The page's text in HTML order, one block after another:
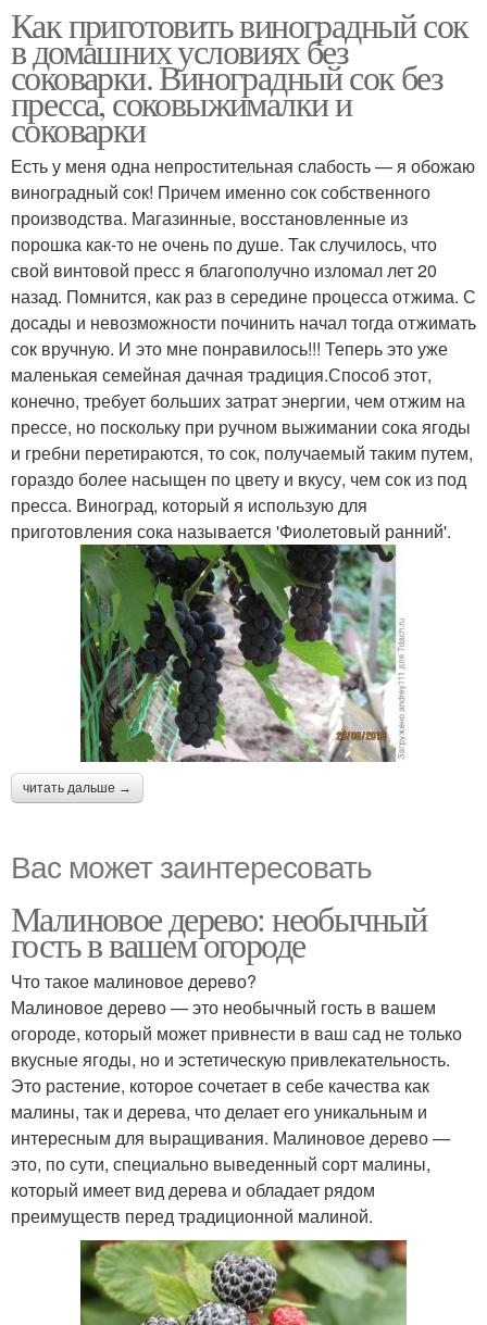
Как приготовить виноградный сок
в домашних условиях без
соковарки. Виноградный сок без
пресса, соковыжималки и
соковарки
Есть у меня одна непростительная слабость — я обожаю
виноградный сок! Причем именно сок собственного
производства. Магазинные, восстановленные из
порошка как-то не очень по душе. Так случилось, что
свой винтовой пресс я благополучно изломал лет 20
назад. Помнится, как раз в середине процесса отжима. С
досады и невозможности починить начал тогда отжимать
сок вручную. И это мне понравилось!!! Теперь это уже
маленькая семейная дачная традиция.Способ этот,
конечно, требует больших затрат энергии, чем отжим на
прессе, но поскольку при ручном выжимании сока ягоды
и гребни перетираются, то сок, получаемый таким путем,
гораздо более насыщен по цвету и вкусу, чем сок из под
пресса. Виноград, который я использую для
приготовления сока называется 'Фиолетовый ранний'.
читать дальше →
Вас может заинтересовать
Малиновое дерево: необычный
гость в вашем огороде
Что такое малиновое дерево?
Малиновое дерево — это необычный гость в вашем
огороде, который может привнести в ваш сад не только
вкусные ягоды, но и эстетическую привлекательность.
Это растение, которое сочетает в себе качества как
малины, так и дерева, что делает его уникальным и
интересным для выращивания. Малиновое дерево —
это, по сути, специально выведенный сорт малины,
который имеет вид дерева и обладает рядом
преимуществ перед традиционной малиной.